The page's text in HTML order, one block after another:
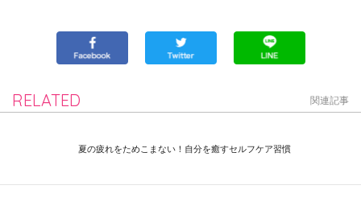
RELATED 関連記事
夏の疲れをためこまない！自分を癒すセルフケア習慣